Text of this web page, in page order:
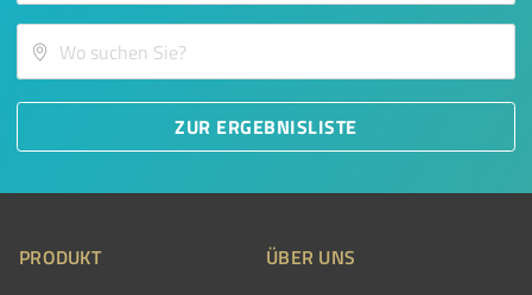
ZUR ERGEBNISLISTE
PRODUKT ÜBER UNS